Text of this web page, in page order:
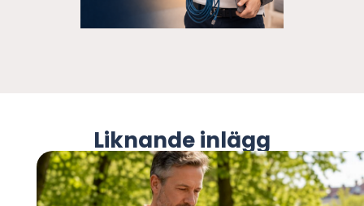
Liknande inlägg